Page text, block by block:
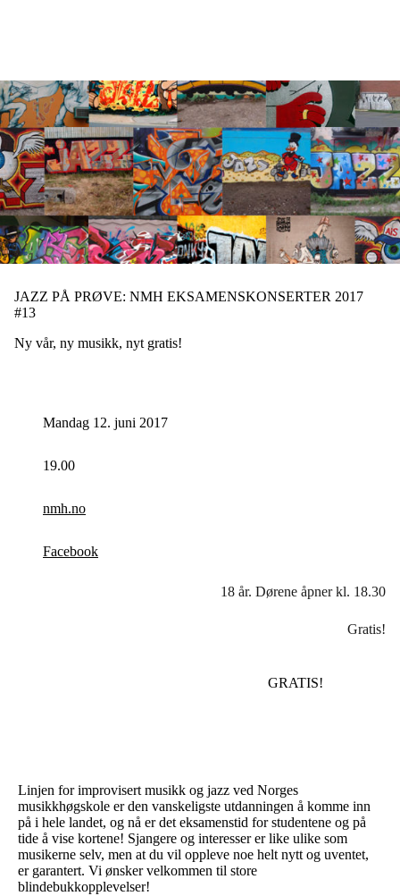
JAZZ PÅ PRØVE: NMH EKSAMENSKONSERTER 2017
#13
Ny vår, ny musikk, nyt gratis!
Mandag 12. juni 2017
19.00
nmh.no
Facebook
18 år. Dørene åpner kl. 18.30
Gratis!
GRATIS!
Linjen for improvisert musikk og jazz ved Norges
musikkhøgskole er den vanskeligste utdanningen å komme inn
på i hele landet, og nå er det eksamenstid for studentene og på
tide å vise kortene! Sjangere og interesser er like ulike som
musikerne selv, men at du vil oppleve noe helt nytt og uventet,
er garantert. Vi ønsker velkommen til store
blindebukkopplevelser!